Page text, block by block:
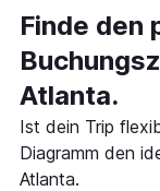
Finde den
Atlanta.
Ist dein Trip
Diagramm den
Atlanta.